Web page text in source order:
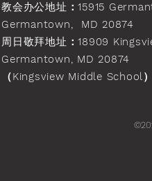
教会办公地址 ：15915
Germantown, MD 20874
周日敬拜地址 ：18909
Germantown, MD 20874
（Kingsview Middle School）